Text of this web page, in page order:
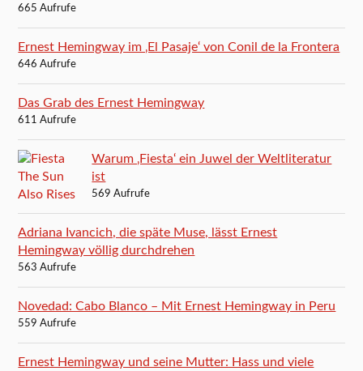
665 Aufrufe
Ernest Hemingway im ‚El Pasaje‘ von Conil de la Frontera
646 Aufrufe
Das Grab des Ernest Hemingway
611 Aufrufe
Warum ‚Fiesta‘ ein Juwel der Weltliteratur
ist
569 Aufrufe
Adriana Ivancich, die späte Muse, lässt Ernest
Hemingway völlig durchdrehen
563 Aufrufe
Novedad: Cabo Blanco – Mit Ernest Hemingway in Peru
559 Aufrufe
Ernest Hemingway und seine Mutter: Hass und viele